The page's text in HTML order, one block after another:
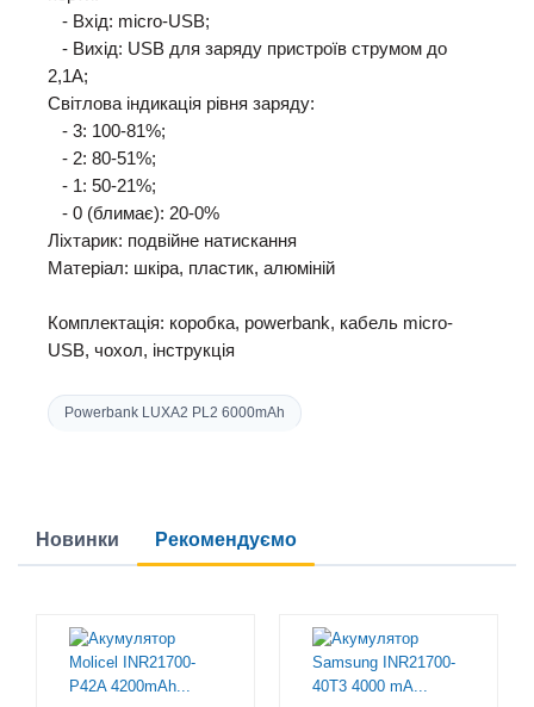
- Вхід: micro-USB;
- Вихід: USB для заряду пристроїв струмом до
2,1A;
Світлова індикація рівня заряду:
- 3: 100-81%;
- 2: 80-51%;
- 1: 50-21%;
- 0 (блимає): 20-0%
Ліхтарик: подвійне натискання
Матеріал: шкіра, пластик, алюміній
Комплектація: коробка, powerbank, кабель micro-
USB, чохол, інструкція
Powerbank LUXA2 PL2 6000mAh
Новинки Рекомендуємо